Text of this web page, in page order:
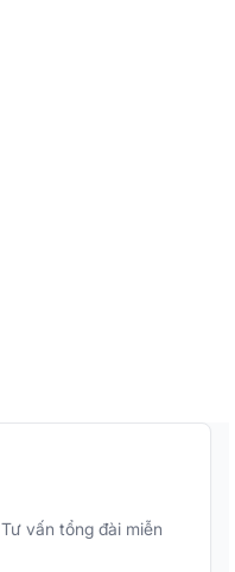
Tư vấn tổng đài miễn